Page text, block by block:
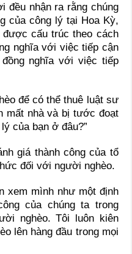
đều nhận ra rằng chúng
của công lý tại Hoa Kỳ,
cấu trúc theo cách
nghĩa với việc tiếp cận
nghĩa với việc tiếp
để có thể thuê luật sư
mất nhà và bị tước đoạt
của bạn ở đâu?”
giá thành công của tổ
đối với người nghèo.
xem mình như một định
của chúng ta trong
nghèo. Tôi luôn kiên
lên hàng đầu trong mọi